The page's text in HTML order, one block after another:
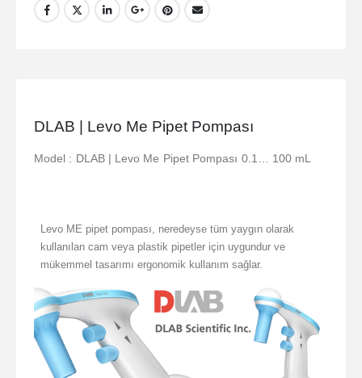
DLAB | Levo Me Pipet Pompası
Model : DLAB | Levo Me Pipet Pompası 0.1… 100 mL
Levo ME pipet pompası, neredeyse tüm yaygın olarak
kullanılan cam veya plastik pipetler için uygundur ve
mükemmel tasarımı ergonomik kullanım sağlar.